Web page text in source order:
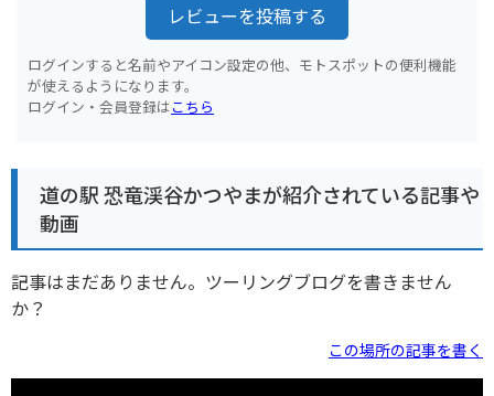
レビューを投稿する
ログインすると名前やアイコン設定の他、モトスポットの便利機能
が使えるようになります。
ログイン・会員登録はこちら
道の駅 恐竜渓谷かつやまが紹介されている記事や
動画
記事はまだありません。ツーリングブログを書きません
か？
この場所の記事を書く